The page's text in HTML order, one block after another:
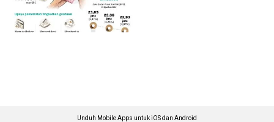
Unduh Mobile Apps untuk iOS dan Android